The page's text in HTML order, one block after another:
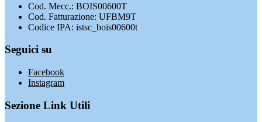
Cod. Mecc.: BOIS00600T
Cod. Fatturazione: UFBM9T
Codice IPA: istsc_bois00600t
Seguici su
Facebook
Instagram
Sezione Link Utili